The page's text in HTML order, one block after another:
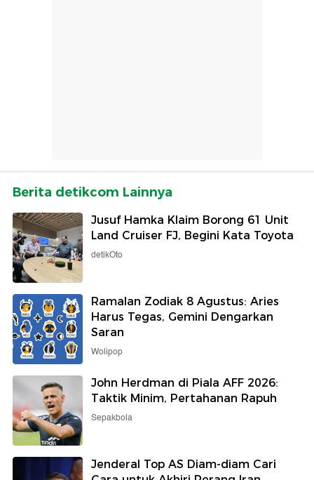
Berita detikcom Lainnya
Jusuf Hamka Klaim Borong 61 Unit
Land Cruiser FJ, Begini Kata Toyota
detikOto
Ramalan Zodiak 8 Agustus: Aries
Harus Tegas, Gemini Dengarkan
Saran
Wolipop
John Herdman di Piala AFF 2026:
Taktik Minim, Pertahanan Rapuh
Sepakbola
Jenderal Top AS Diam-diam Cari